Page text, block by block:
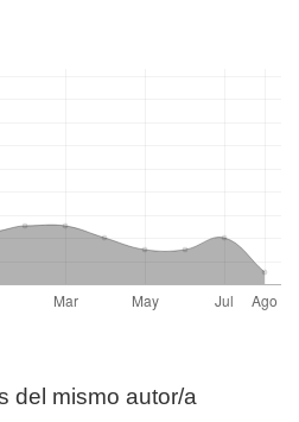
del mismo autor/a